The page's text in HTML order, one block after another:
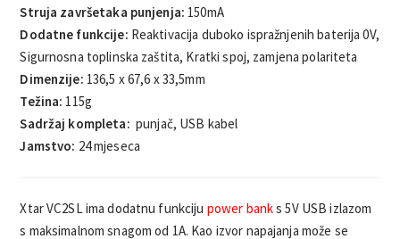
Struja završetaka punjenja: 150mA
Dodatne funkcije: Reaktivacija duboko ispražnjenih baterija 0V,
Sigurnosna toplinska zaštita, Kratki spoj, zamjena polariteta
Dimenzije: 136,5 x 67,6 x 33,5mm
Težina: 115g
Sadržaj kompleta: punjač, USB kabel
Jamstvo: 24 mjeseca
Xtar VC2SL ima dodatnu funkciju power banks 5V USB izlazom
s maksimalnom snagom od 1A. Kao izvor napajanja može se